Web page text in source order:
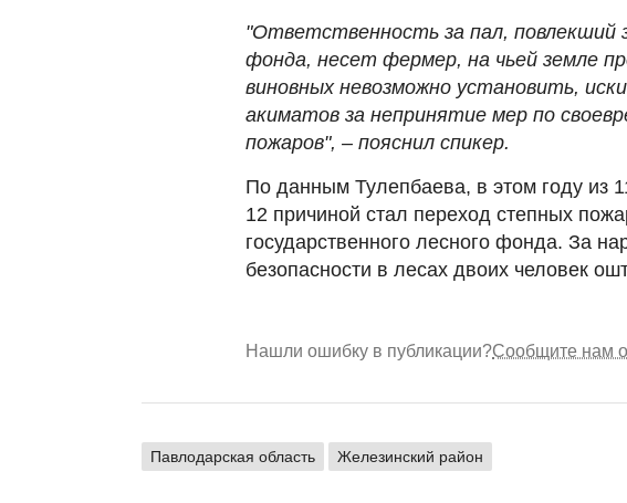
"Ответственность за пал, повлекший
фонда, несет фермер, на чьей земле
виновных невозможно установить,
акиматов за непринятие мер по
пожаров", – пояснил спикер.
По данным Тулепбаева, в этом году из
12 причиной стал переход степных
государственного лесного фонда. За
безопасности в лесах двоих человек
Нашли ошибку в публикации?Сообщите нам
Павлодарская область Железинский район